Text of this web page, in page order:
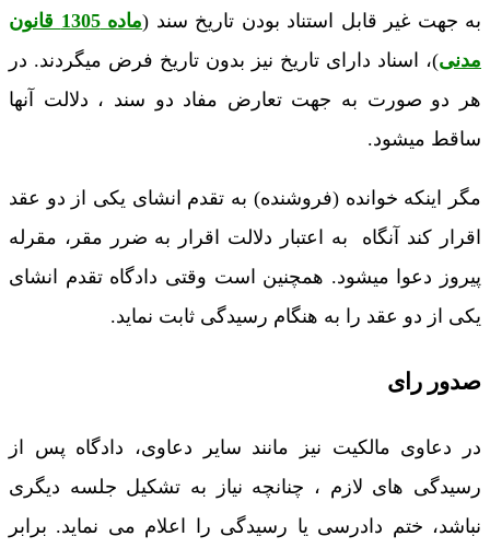
به جهت غیر قابل استناد بودن تاریخ سند (
ماده 1305 قانون
مدنی)، اسناد دارای تاریخ نیز بدون تاریخ فرض میگردند. در
هر دو صورت به جهت تعارض مفاد دو سند ، دلالت آنها
ساقط میشود.
مگر اینکه خوانده (فروشنده) به تقدم انشای یکی از دو عقد
اقرار کند آنگاه به اعتبار دلالت اقرار به ضرر مقر، مقرله
پیروز دعوا میشود. همچنین است وقتی دادگاه تقدم انشای
یکی از دو عقد را به هنگام رسیدگی ثابت نماید.
صدور رای
در دعاوی مالکیت نیز مانند سایر دعاوی، دادگاه پس از
رسیدگی های لازم ، چنانچه نیاز به تشکیل جلسه دیگری
نباشد، ختم دادرسی یا رسیدگی را اعلام می نماید. برابر